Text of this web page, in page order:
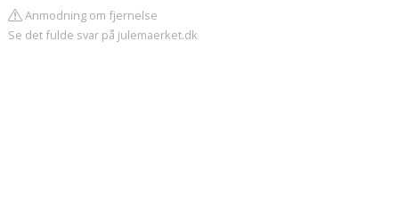
Anmodning om fjernelse
Se det fulde svar på julemaerket.dk